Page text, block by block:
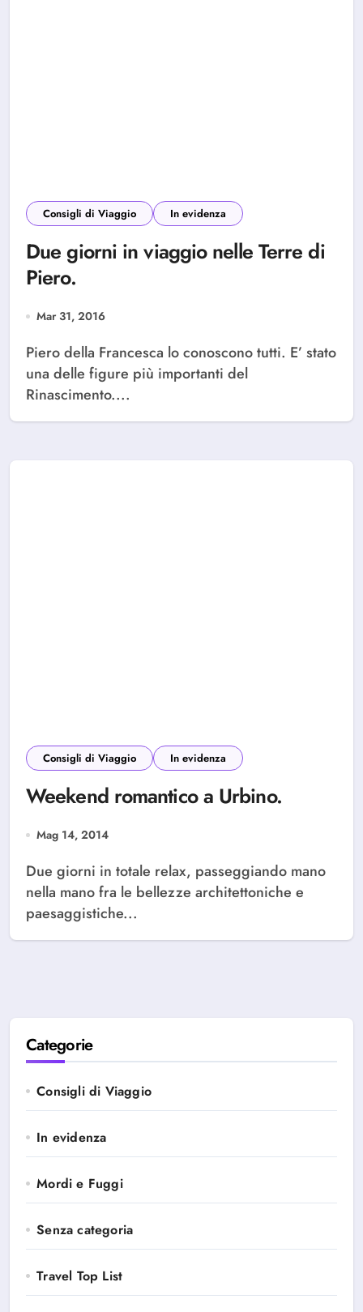
Consigli di Viaggio In evidenza
Due giorni in viaggio nelle Terre di
Piero.
Mar 31, 2016
Piero della Francesca lo conoscono tutti. E’ stato
una delle figure più importanti del
Rinascimento....
Consigli di Viaggio In evidenza
Weekend romantico a Urbino.
Mag 14, 2014
Due giorni in totale relax, passeggiando mano
nella mano fra le bellezze architettoniche e
paesaggistiche...
Categorie
Consigli di Viaggio
In evidenza
Mordi e Fuggi
Senza categoria
Travel Top List